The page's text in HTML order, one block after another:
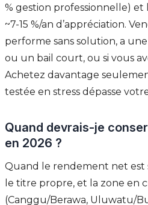
% gestion professionnelle) et
~7-15 %/an d’appréciation.
performe sans solution, a
ou un bail court, ou si vous
Achetez davantage
testée en stress dépasse
Quand devrais-je
en 2026 ?
Quand le rendement net est
le titre propre, et la zone en
(Canggu/Berawa, Uluwatu/